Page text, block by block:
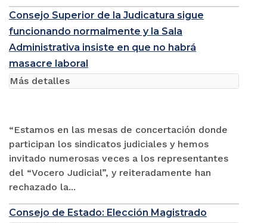
Consejo Superior de la Judicatura sigue
funcionando normalmente y la Sala
Administrativa insiste en que no habrá
masacre laboral
“Estamos en las mesas de concertación donde
participan los sindicatos judiciales y hemos
invitado numerosas veces a los representantes
del “Vocero Judicial”, y reiteradamente han
rechazado la...
Más detalles
Consejo de Estado: Elección Magistrado